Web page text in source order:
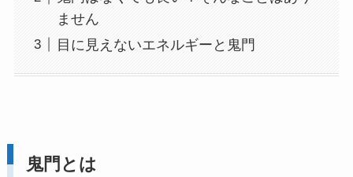
ません
目に見えないエネルギーと鬼門
鬼門とは